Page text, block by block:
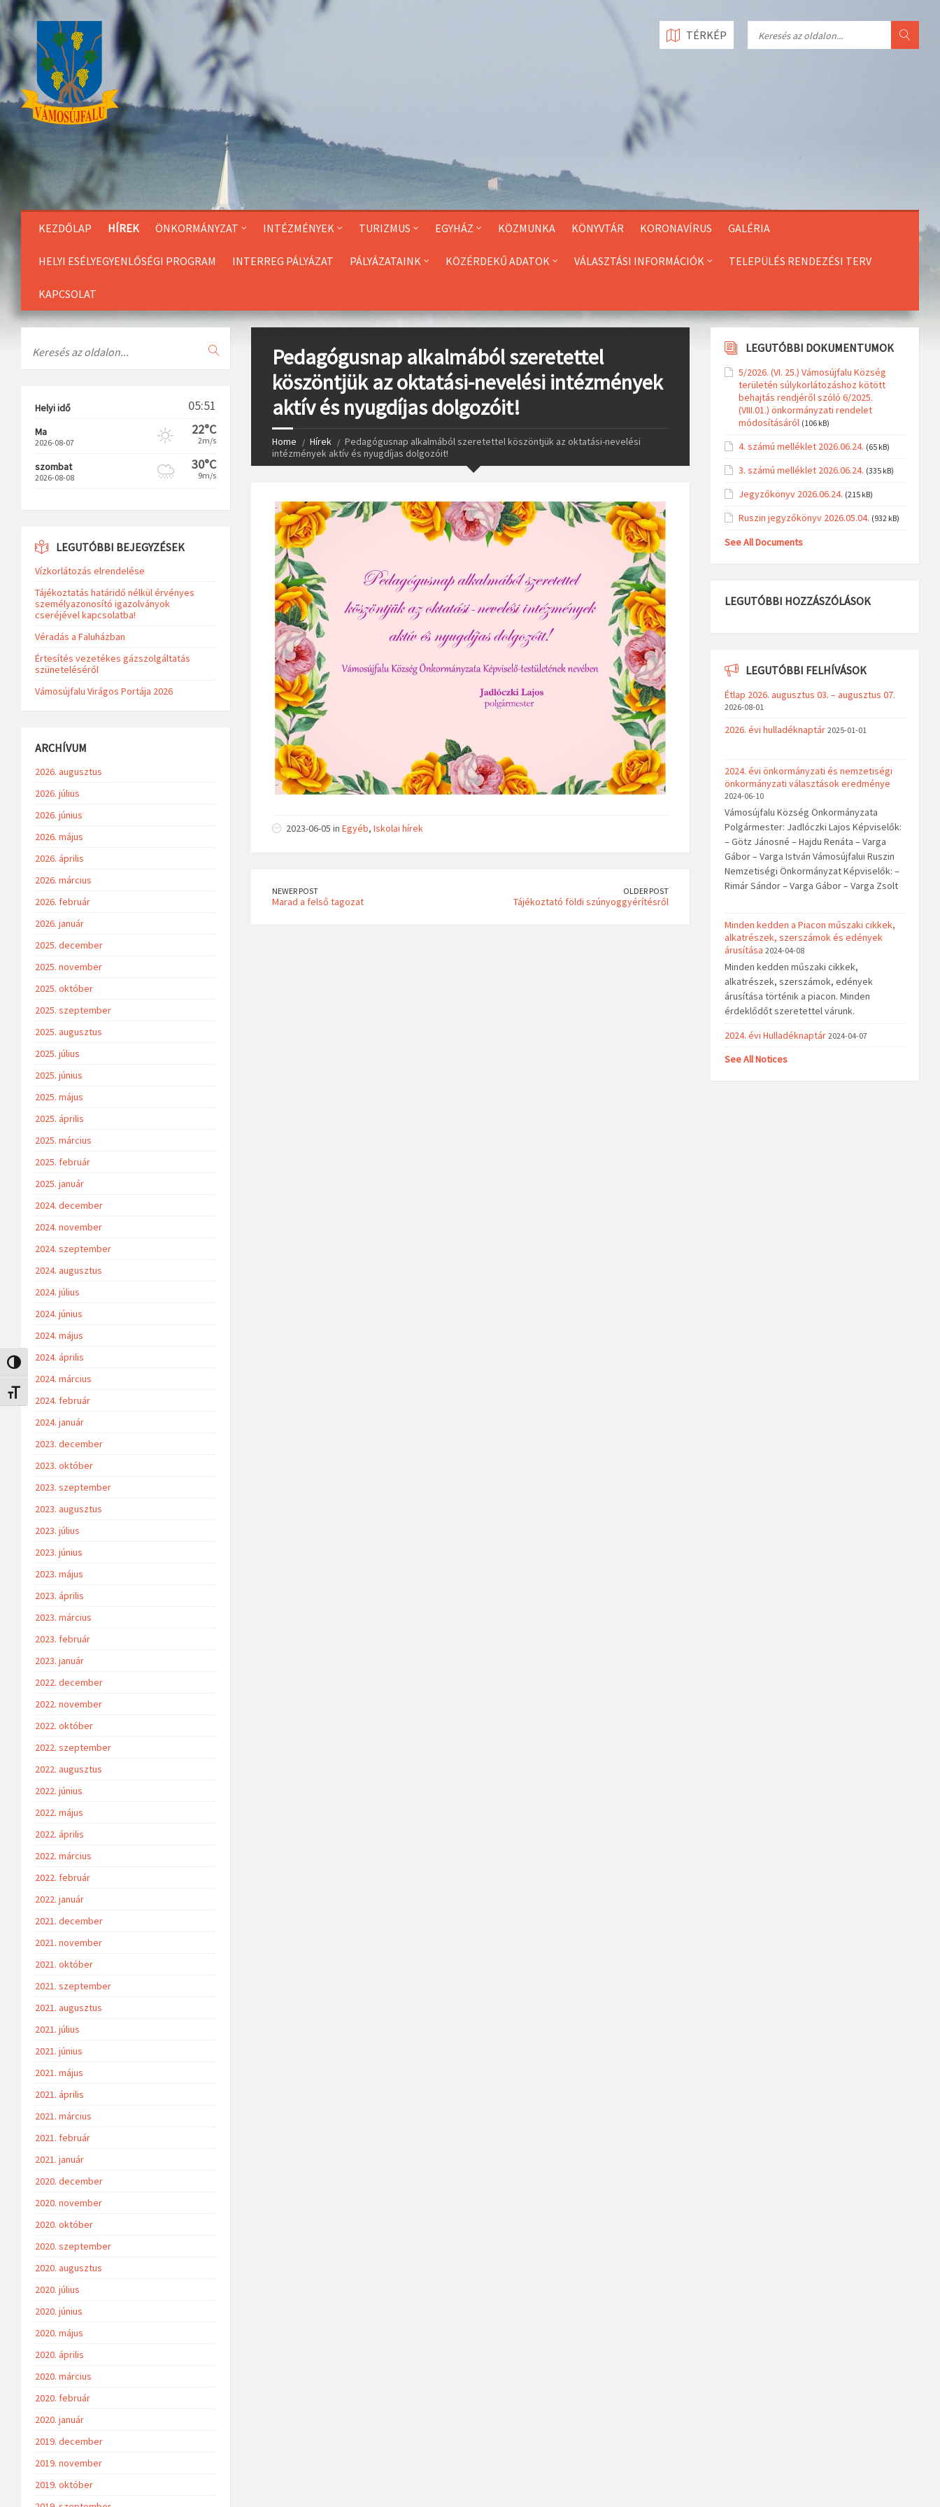
Skip
to
Content
Nagy kontraszt váltása
Betűméret váltása
KEZDŐLAP HÍREK ÖNKORMÁNYZAT INTÉZMÉNYEK TURIZMUS EGYHÁZ KÖZMUNKA KÖNYVTÁR KORONAVÍRUS GALÉRIA
HELYI ESÉLYEGYENLŐSÉGI PROGRAM INTERREG PÁLYÁZAT PÁLYÁZATAINK KÖZÉRDEKŰ ADATOK VÁLASZTÁSI INFORMÁCIÓK TELEPÜLÉS RENDEZÉSI TERV
KAPCSOLAT
TÉRKÉP
Pedagógusnap alkalmából szeretettel
köszöntjük az oktatási-nevelési intézmények
aktív és nyugdíjas dolgozóit!
Home Hírek
Pedagógusnap alkalmából szeretettel köszöntjük az oktatási-nevelési
intézmények aktív és nyugdíjas dolgozóit!
2023-06-05 in Egyéb, Iskolai hírek
NEWER POST
Marad a felső tagozat
OLDER POST
Tájékoztató földi szúnyoggyérítésről
Helyi idő 05:51
Ma
2026-08-07
22°C
2m/s
szombat
2026-08-08
30°C
9m/s
LEGUTÓBBI BEJEGYZÉSEK
Vízkorlátozás elrendelése
Tájékoztatás határidő nélkül érvényes
személyazonosító igazolványok
cseréjével kapcsolatba!
Véradás a Faluházban
Értesítés vezetékes gázszolgáltatás
szüneteléséről
Vámosújfalu Virágos Portája 2026
ARCHÍVUM
2026. augusztus
2026. július
2026. június
2026. május
2026. április
2026. március
2026. február
2026. január
2025. december
2025. november
2025. október
2025. szeptember
2025. augusztus
2025. július
2025. június
2025. május
2025. április
2025. március
2025. február
2025. január
2024. december
2024. november
2024. szeptember
2024. augusztus
2024. július
2024. június
2024. május
2024. április
2024. március
2024. február
2024. január
2023. december
2023. október
2023. szeptember
2023. augusztus
2023. július
2023. június
2023. május
2023. április
2023. március
2023. február
2023. január
2022. december
2022. november
2022. október
2022. szeptember
2022. augusztus
2022. június
2022. május
2022. április
2022. március
2022. február
2022. január
2021. december
2021. november
2021. október
2021. szeptember
2021. augusztus
2021. július
2021. június
2021. május
2021. április
2021. március
2021. február
2021. január
2020. december
2020. november
2020. október
2020. szeptember
2020. augusztus
2020. július
2020. június
2020. május
2020. április
2020. március
2020. február
2020. január
2019. december
2019. november
2019. október
LEGUTÓBBI DOKUMENTUMOK
5/2026. (VI. 25.) Vámosújfalu Község
területén súlykorlátozáshoz kötött
behajtás rendjéről szóló 6/2025.
(VIII.01.) önkormányzati rendelet
módosításáról (106 kB)
4. számú melléklet 2026.06.24. (65 kB)
3. számú melléklet 2026.06.24. (335 kB)
Jegyzőkönyv 2026.06.24. (215 kB)
Ruszin jegyzőkönyv 2026.05.04. (932 kB)
See All Documents
LEGUTÓBBI HOZZÁSZÓLÁSOK
LEGUTÓBBI FELHÍVÁSOK
Étlap 2026. augusztus 03. – augusztus 07.
2026-08-01
2026. évi hulladéknaptár 2025-01-01
2024. évi önkormányzati és nemzetiségi
önkormányzati választások eredménye
2024-06-10
Vámosújfalu Község Önkormányzata
Polgármester: Jadlóczki Lajos Képviselők:
– Götz Jánosné – Hajdu Renáta – Varga
Gábor – Varga István Vámosújfalui Ruszin
Nemzetiségi Önkormányzat Képviselők: –
Rimár Sándor – Varga Gábor – Varga Zsolt
Minden kedden a Piacon műszaki cikkek,
alkatrészek, szerszámok és edények
árusítása 2024-04-08
Minden kedden műszaki cikkek,
alkatrészek, szerszámok, edények
árusítása történik a piacon. Minden
érdeklődőt szeretettel várunk.
2024. évi Hulladéknaptár 2024-04-07
See All Notices